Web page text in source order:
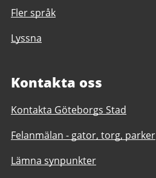
Fler språk
Lyssna
Kontakta oss
Kontakta Göteborgs Stad
Felanmälan - gator, torg, parker
Lämna synpunkter